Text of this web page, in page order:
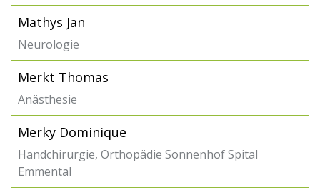
Mathys Jan
Neurologie
Merkt Thomas
Anästhesie
Merky Dominique
Handchirurgie, Orthopädie Sonnenhof Spital
Emmental